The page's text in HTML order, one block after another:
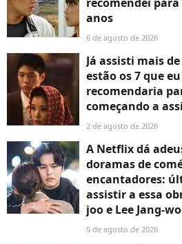
anos
6 de agosto de 2026
Já assisti mais
estão os 7 que
recomendaria
começando a
2 de agosto de 2026
A Netflix dá
doramas de
encantadores:
assistir a essa
joo e Lee Jang-
5 de agosto de 2026